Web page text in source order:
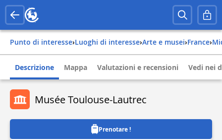
Punto di interesse› Luoghi di interesse› Arte e musei› france›
Descrizione Mappa Valutazioni e recensioni Vedi nei
Musée Toulouse-Lautrec
Prenotare !